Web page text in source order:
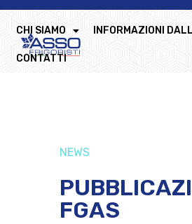
CHI SIAMO INFORMAZIONI
CONTATTI
NEWS
FGAS